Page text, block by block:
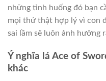
những tình huống đó bạn
mọi thứ thật hợp lý vì con
sai lầm sẽ luôn ảnh hưởng
Ý nghĩa lá Ace of
khác